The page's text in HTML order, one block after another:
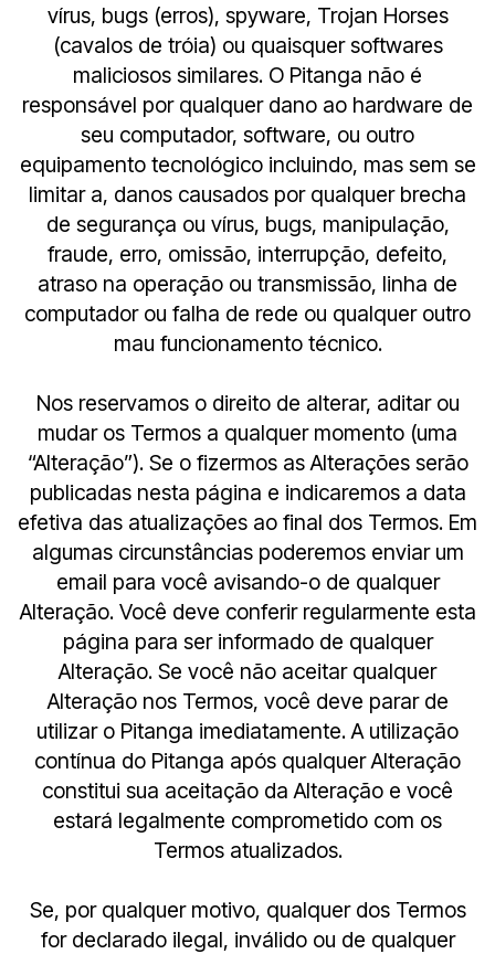
vírus, bugs (erros), spyware, Trojan Horses
(cavalos de tróia) ou quaisquer softwares
maliciosos similares. O Pitanga não é
responsável por qualquer dano ao hardware de
seu computador, software, ou outro
equipamento tecnológico incluindo, mas sem se
limitar a, danos causados por qualquer brecha
de segurança ou vírus, bugs, manipulação,
fraude, erro, omissão, interrupção, defeito,
atraso na operação ou transmissão, linha de
computador ou falha de rede ou qualquer outro
mau funcionamento técnico.
Nos reservamos o direito de alterar, aditar ou
mudar os Termos a qualquer momento (uma
“Alteração”). Se o fizermos as Alterações serão
publicadas nesta página e indicaremos a data
efetiva das atualizações ao final dos Termos. Em
algumas circunstâncias poderemos enviar um
email para você avisando-o de qualquer
Alteração. Você deve conferir regularmente esta
página para ser informado de qualquer
Alteração. Se você não aceitar qualquer
Alteração nos Termos, você deve parar de
utilizar o Pitanga imediatamente. A utilização
contínua do Pitanga após qualquer Alteração
constitui sua aceitação da Alteração e você
estará legalmente comprometido com os
Termos atualizados.
Se, por qualquer motivo, qualquer dos Termos
for declarado ilegal, inválido ou de qualquer